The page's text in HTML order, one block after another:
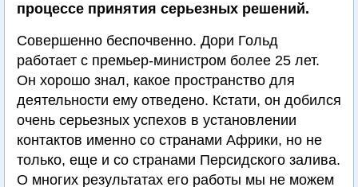
процессе принятия серьезных решений.
Совершенно беспочвенно. Дори Гольд
работает с премьер-министром более 25 лет.
Он хорошо знал, какое пространство для
деятельности ему отведено. Кстати, он добился
очень серьезных успехов в установлении
контактов именно со странами Африки, но не
только, еще и со странами Персидского залива.
О многих результатах его работы мы не можем